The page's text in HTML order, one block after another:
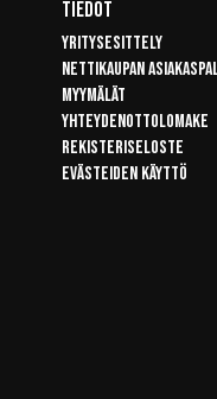
Tiedot
Yritysesittely
Nettikaupan
Myymälät
Yhteydenottolomake
Rekisteriseloste
Evästeiden käyttö